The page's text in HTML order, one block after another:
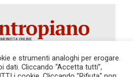
di Roma 286 del 31
e strumenti analoghi per erogare
dati. Cliccando “Accetta tutti”,